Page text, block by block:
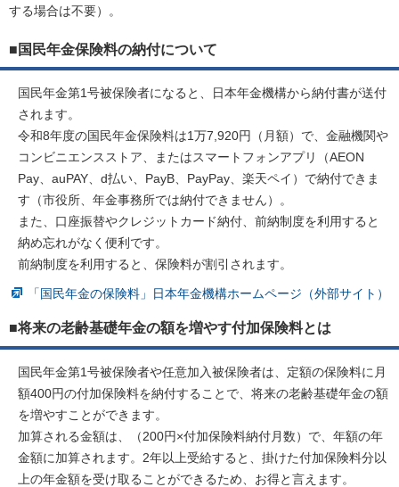
する場合は不要）。
■国民年金保険料の納付について
国民年金第1号被保険者になると、日本年金機構から納付書が送付
されます。
令和8年度の国民年金保険料は1万7,920円（月額）で、金融機関や
コンビニエンスストア、またはスマートフォンアプリ（AEON
Pay、auPAY、d払い、PayB、PayPay、楽天ペイ）で納付できま
す（市役所、年金事務所では納付できません）。
また、口座振替やクレジットカード納付、前納制度を利用すると
納め忘れがなく便利です。
前納制度を利用すると、保険料が割引されます。
「国民年金の保険料」日本年金機構ホームページ（外部サイト）
■将来の老齢基礎年金の額を増やす付加保険料とは
国民年金第1号被保険者や任意加入被保険者は、定額の保険料に月
額400円の付加保険料を納付することで、将来の老齢基礎年金の額
を増やすことができます。
加算される金額は、（200円×付加保険料納付月数）で、年額の年
金額に加算されます。2年以上受給すると、掛けた付加保険料分以
上の年金額を受け取ることができるため、お得と言えます。